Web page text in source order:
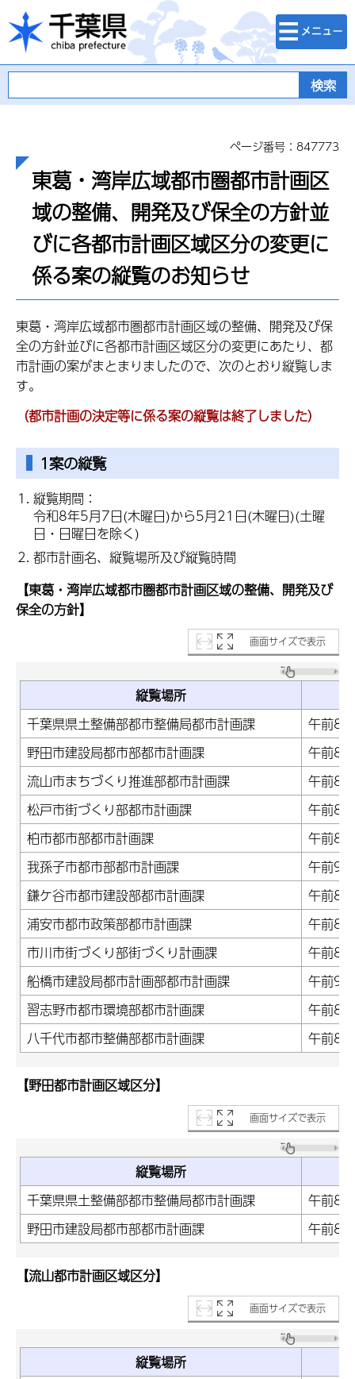
千葉県
検索・メニュ
ー
ページ番号：847773
東葛・湾岸広域都市圏都市計画区
域の整備、開発及び保全の方針並
びに各都市計画区域区分の変更に
係る案の縦覧のお知らせ
東葛・湾岸広域都市圏都市計画区域の整備、開発及び保
全の方針並びに各都市計画区域区分の変更にあたり、都
市計画の案がまとまりましたので、次のとおり縦覧しま
す。
（都市計画の決定等に係る案の縦覧は終了しました）
1案の縦覧
縦覧期間：
令和8年5月7日(木曜日)から5月21日(木曜日)(土曜
日・日曜日を除く)
都市計画名、縦覧場所及び縦覧時間
【東葛・湾岸広域都市圏都市計画区域の整備、開発及び
保全の方針】
画面サイズで表示
縦覧場所
千葉県県土整備部都市整備局都市計画課
午前8
野田市建設局都市部都市計画課
午前8
流山市まちづくり推進部都市計画課
午前8
松戸市街づくり部都市計画課
午前8
柏市都市部都市計画課
午前8
我孫子市都市部都市計画課
午前9
鎌ケ谷市都市建設部都市計画課
午前8
浦安市都市政策部都市計画課
午前8
市川市街づくり部街づくり計画課
午前8
船橋市建設局都市計画部都市計画課
午前9
習志野市都市環境部都市計画課
午前8
八千代市都市整備部都市計画課
午前8
【野田都市計画区域区分】
画面サイズで表示
縦覧場所
千葉県県土整備部都市整備局都市計画課
午前8
野田市建設局都市部都市計画課
午前8
【流山都市計画区域区分】
画面サイズで表示
縦覧場所